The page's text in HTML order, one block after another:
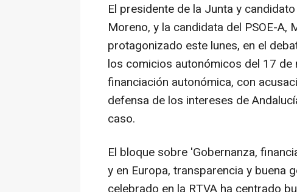
El presidente de la Junta y
Moreno, y la candidata del PSOE-A,
protagonizado este lunes, en el
los comicios autonómicos del 17
financiación autonómica, con
defensa de los intereses de
caso.
El bloque sobre 'Gobernanza,
y en Europa, transparencia y buena